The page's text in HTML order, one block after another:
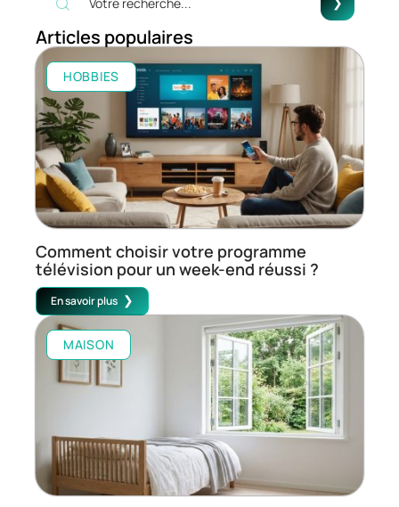
Articles populaires
HOBBIES
Comment choisir votre programme
télévision pour un week-end réussi ?
En savoir plus
MAISON